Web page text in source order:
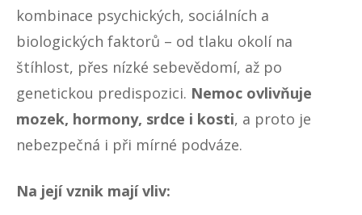
kombinace psychických, sociálních a
biologických faktorů – od tlaku okolí na
štíhlost, přes nízké sebevědomí, až po
genetickou predispozici. Nemoc ovlivňuje
mozek, hormony, srdce i kosti, a proto je
nebezpečná i při mírné podváze.
Na její vznik mají vliv: